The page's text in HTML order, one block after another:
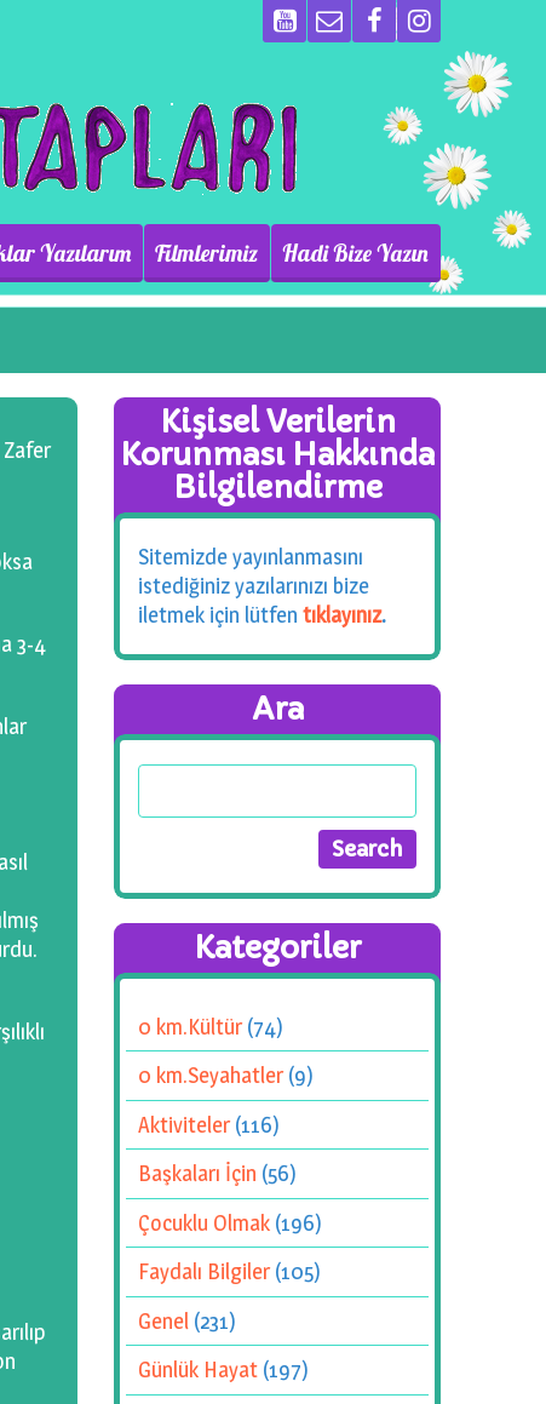
Yazılarım Filmlerimiz Hadi Bize Yazın
3-4
Kişisel Verilerin
Korunması Hakkında
Bilgilendirme
Sitemizde yayınlanmasını
istediğiniz yazılarınızı bize
iletmek için lütfen tıklayınız.
Ara
Kategoriler
0 km.Kültür(74)
0 km.Seyahatler(9)
Aktiviteler(116)
Başkaları İçin (56)
Çocuklu Olmak (196)
Faydalı Bilgiler(105)
Genel (231)
Günlük Hayat (197)